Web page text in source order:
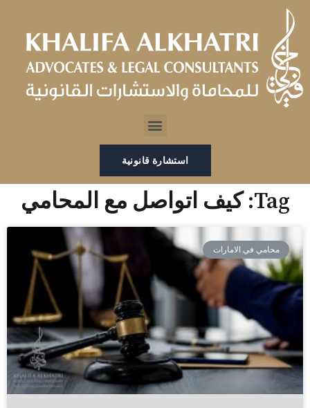
تخطي
المحتوى
Menu
استشارة قانونية
Tag: كيف اتواصل مع المحامي
محامي في الامارات